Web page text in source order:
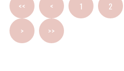
<< < 1 2
> >>